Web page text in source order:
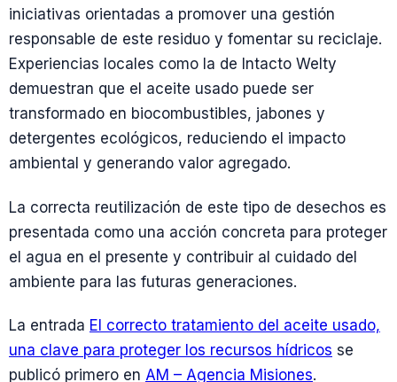
iniciativas orientadas a promover una gestión
responsable de este residuo y fomentar su reciclaje.
Experiencias locales como la de Intacto Welty
demuestran que el aceite usado puede ser
transformado en biocombustibles, jabones y
detergentes ecológicos, reduciendo el impacto
ambiental y generando valor agregado.
La correcta reutilización de este tipo de desechos es
presentada como una acción concreta para proteger
el agua en el presente y contribuir al cuidado del
ambiente para las futuras generaciones.
La entrada El correcto tratamiento del aceite usado,
una clave para proteger los recursos hídricos se
publicó primero en AM – Agencia Misiones.